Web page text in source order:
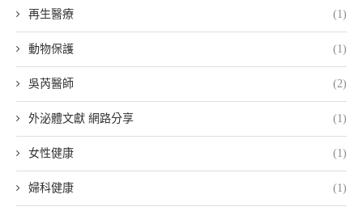
再生醫療 (1)
動物保護 (1)
吳芮醫師 (2)
外泌體文獻 網路分享 (1)
女性健康 (1)
婦科健康 (1)